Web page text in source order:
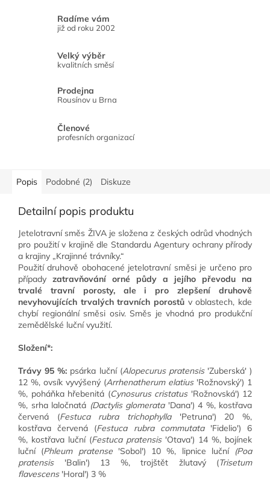
Radíme vám
již od roku 2002
Velký výběr
kvalitních směsí
Prodejna
Rousínov u Brna
Členové
profesních organizací
Popis Podobné (2) Diskuze
Detailní popis produktu
Jetelotravní směs ŽIVA je složena z českých odrůd vhodných
pro použití v krajině dle Standardu Agentury ochrany přírody
a krajiny „Krajinné trávníky.“
Použití druhově obohacené jetelotravní směsi je určeno pro
případy zatravňování orné půdy a jejího převodu na
trvalé travní porosty, ale i pro zlepšení druhově
nevyhovujících trvalých travních porostů v oblastech, kde
chybí regionální směsi osiv. Směs je vhodná pro produkční
zemědělské luční využití.
Složení*:
Trávy 95 %: psárka luční(Alopecurus pratensis 'Zuberská' )
12 %, ovsík vyvýšený (Arrhenatherum elatius 'Rožnovský') 1
%, poháňka hřebenitá (Cynosurus cristatus 'Rožnovská') 12
%, srha laločnatá (Dactylis glomerata 'Dana') 4 %, kostřava
červená (Festuca rubra trichophylla 'Petruna') 20 %,
kostřava červená (Festuca rubra commutata 'Fidelio') 6
%, kostřava luční(Festuca pratensis 'Otava') 14 %, bojínek
luční(Phleum pratense 'Sobol') 10 %, lipnice luční
(Poa
pratensis 'Balin') 13 %, trojštět žlutavý(Trisetum
flavescens 'Horal') 3 %